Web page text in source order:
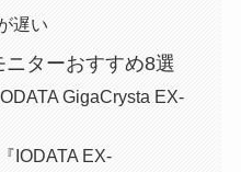
遅い
ニターおすすめ8選
GigaCrysta EX-
IODATA EX-